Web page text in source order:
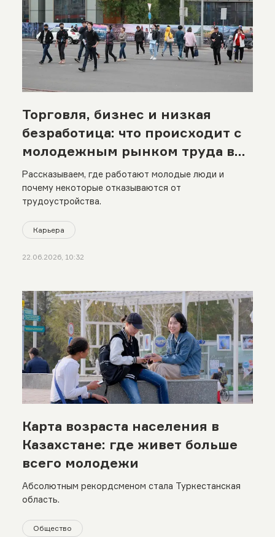
Торговля, бизнес и низкая
безработица: что происходит с
молодежным рынком труда в
Казахстане
Рассказываем, где работают молодые люди и
почему некоторые отказываются от
трудоустройства.
Карьера
22.06.2026, 10:32
Карта возраста населения в
Казахстане: где живет больше
всего молодежи
Абсолютным рекордсменом стала Туркестанская
область.
Общество